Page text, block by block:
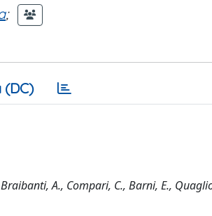
;
(DC)
A., Compari, C., Barni, E.,